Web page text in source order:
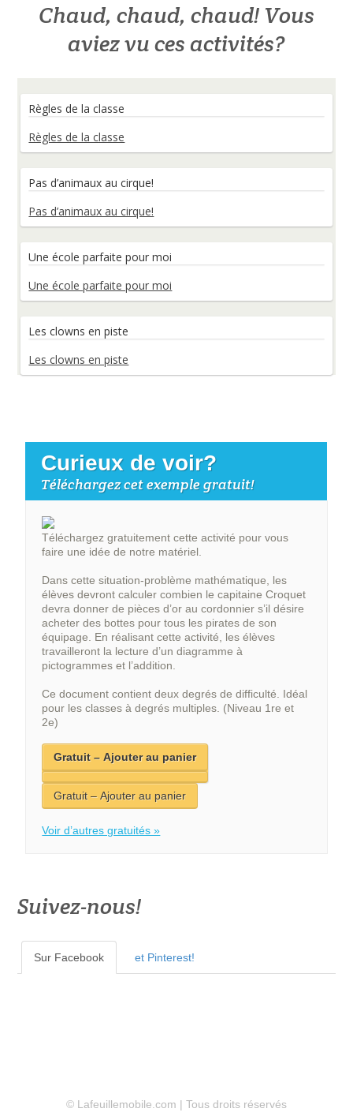
Chaud, chaud, chaud! Vous
aviez vu ces activités?
Règles de la classe
Règles de la classe
Pas d’animaux au cirque!
Pas d’animaux au cirque!
Une école parfaite pour moi
Une école parfaite pour moi
Les clowns en piste
Les clowns en piste
Curieux de voir?
Téléchargez cet exemple gratuit!
Téléchargez gratuitement cette activité pour vous
faire une idée de notre matériel.
Dans cette situation-problème mathématique, les
élèves devront calculer combien le capitaine Croquet
devra donner de pièces d’or au cordonnier s’il désire
acheter des bottes pour tous les pirates de son
équipage. En réalisant cette activité, les élèves
travailleront la lecture d’un diagramme à
pictogrammes et l’addition.
Ce document contient deux degrés de difficulté. Idéal
pour les classes à degrés multiples. (Niveau 1re et
2e)
Gratuit – Ajouter au panier
Voir d’autres gratuités »
Suivez-nous!
Sur Facebook et Pinterest!
© Lafeuillemobile.com | Tous droits réservés